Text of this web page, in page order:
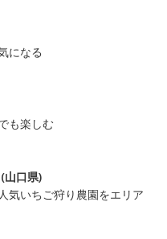
になる
も楽しむ
山口県)
気いちご狩り農園をエリア